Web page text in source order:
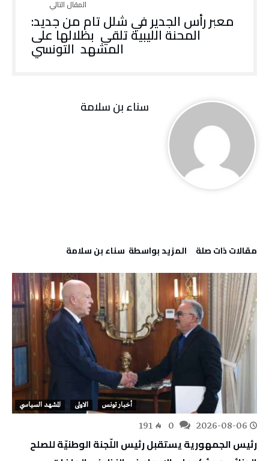
معبر رأس الجدير في شلل تام من جديد:
المحنة الليبية تلقي بظلالها على
المشهد التونسي
‬سناء‭ ‬بن‭ ‬سلامة
‫مقالات ذات صلة‬ ‫‫المزيد بواسطة‬ ‬ ‬سناء‭ ‬بن‭ ‬سلامة
أخبار تونس الاولى المشهد السياسي
2026-08-06
191
رئيس الجمهورية يستقبل رئيس اللّجنة الوطنيّة للصلح